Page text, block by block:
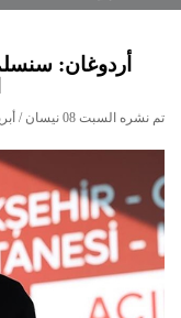
أردوغان: سنسلم
تم نشره السبت 08 نيسان / أبريل 2023 08:55 مساءً